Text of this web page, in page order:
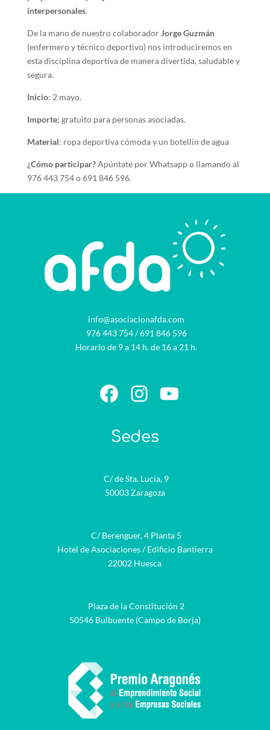
interpersonales.
De la mano de nuestro colaboradorJorge Guzmán
(enfermero y técnico deportivo) nos introduciremos en
esta disciplina deportiva de manera divertida, saludable y
segura.
Inicio: 2 mayo.
Importe: gratuito para personas asociadas.
Material: ropa deportiva cómoda y un botellín de agua
¿Cómo participar?Apúntate por Whatsapp o llamando al
976 443 754 o 691 846 596.
info@asociacionafda.com
976 443 754/691 846 596
Horario de 9 a 14 h. de 16 a 21 h.
Facebook
Instagram
YouTube
Sedes
C/ de Sta. Lucía, 9
50003 Zaragoza
C/ Berenguer, 4 Planta 5
Hotel de Asociaciones / Edificio Bantierra
22002 Huesca
Plaza de la Constitución 2
50546 Bulbuente (Campo de Borja)